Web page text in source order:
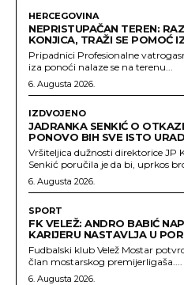
HERCEGOVINA
NEPRISTUPAČAN TEREN:
KONJICA, TRAŽI SE POMOĆ
Pripadnici Profesionalne
iza ponoći nalaze se na terenu...
6. Augusta 2026.
IZDVOJENO
JADRANKA SENKIĆ O
PONOVO BIH SVE ISTO
Vršiteljica dužnosti direktorice JP
Senkić poručila je da bi, uprkos
6. Augusta 2026.
SPORT
FK VELEŽ: ANDRO BABIĆ
KARIJERU NASTAVLJA U
Fudbalski klub Velež Mostar
član mostarskog premijerligaša....
6. Augusta 2026.